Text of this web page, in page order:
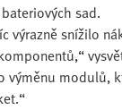
sad.
výrazně snížilo
výměnu modulů,